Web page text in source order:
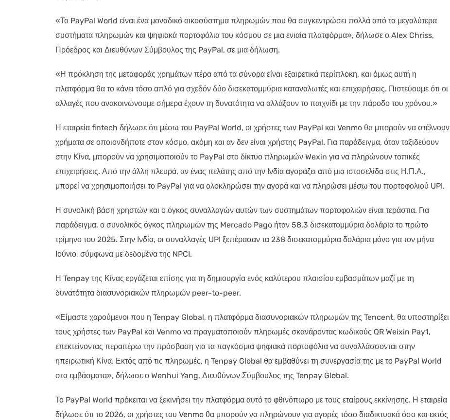
«Το PayPal World είναι ένα μοναδικό οικοσύστημα πληρωμών που θα συγκεντρώσει πολλά από τα μεγαλύτερα
συστήματα πληρωμών και ψηφιακά πορτοφόλια του κόσμου σε μια ενιαία πλατφόρμα», δήλωσε ο Alex Chriss,
Πρόεδρος και Διευθύνων Σύμβουλος της PayPal, σε μια δήλωση.
«Η πρόκληση της μεταφοράς χρημάτων πέρα από τα σύνορα είναι εξαιρετικά περίπλοκη, και όμως αυτή η
πλατφόρμα θα το κάνει τόσο απλό για σχεδόν δύο δισεκατομμύρια καταναλωτές και επιχειρήσεις. Πιστεύουμε ότι οι
αλλαγές που ανακοινώνουμε σήμερα έχουν τη δυνατότητα να αλλάξουν το παιχνίδι με την πάροδο του χρόνου.»
Η εταιρεία fintech δήλωσε ότι μέσω του PayPal World, οι χρήστες των PayPal και Venmo θα μπορούν να στέλνουν
χρήματα σε οποιονδήποτε στον κόσμο, ακόμη και αν δεν είναι χρήστης PayPal. Για παράδειγμα, όταν ταξιδεύουν
στην Κίνα, μπορούν να χρησιμοποιούν το PayPal στο δίκτυο πληρωμών Wexin για να πληρώνουν τοπικές
επιχειρήσεις. Από την άλλη πλευρά, αν ένας πελάτης από την Ινδία αγοράζει από μια ιστοσελίδα στις Η.Π.Α.,
μπορεί να χρησιμοποιήσει το PayPal για να ολοκληρώσει την αγορά και να πληρώσει μέσω του πορτοφολιού UPI.
Η συνολική βάση χρηστών και ο όγκος συναλλαγών αυτών των συστημάτων πορτοφολιών είναι τεράστια. Για
παράδειγμα, ο συνολικός όγκος πληρωμών της Mercado Pago ήταν 58,3 δισεκατομμύρια δολάρια το πρώτο
τρίμηνο του 2025. Στην Ινδία, οι συναλλαγές UPI ξεπέρασαν τα 238 δισεκατομμύρια δολάρια μόνο για τον μήνα
Ιούνιο, σύμφωνα με δεδομένα της NPCI.
Η Tenpay της Κίνας εργάζεται επίσης για τη δημιουργία ενός καλύτερου πλαισίου εμβασμάτων μαζί με τη
δυνατότητα διασυνοριακών πληρωμών peer-to-peer.
«Είμαστε χαρούμενοι που η Tenpay Global, η πλατφόρμα διασυνοριακών πληρωμών της Tencent, θα υποστηρίξει
τους χρήστες των PayPal και Venmo να πραγματοποιούν πληρωμές σκανάροντας κωδικούς QR Weixin Pay1,
επεκτείνοντας περαιτέρω την πρόσβαση για τα παγκόσμια ψηφιακά πορτοφόλια να συναλλάσσονται στην
ηπειρωτική Κίνα. Εκτός από τις πληρωμές, η Tenpay Global θα εμβαθύνει τη συνεργασία της με το PayPal World
στα εμβάσματα», δήλωσε ο Wenhui Yang, Διευθύνων Σύμβουλος της Tenpay Global.
Το PayPal World πρόκειται να ξεκινήσει την πλατφόρμα αυτό το φθινόπωρο με τους εταίρους εκκίνησης. Η εταιρεία
δήλωσε ότι το 2026, οι χρήστες του Venmo θα μπορούν να πληρώνουν για αγορές τόσο διαδικτυακά όσο και εκτός